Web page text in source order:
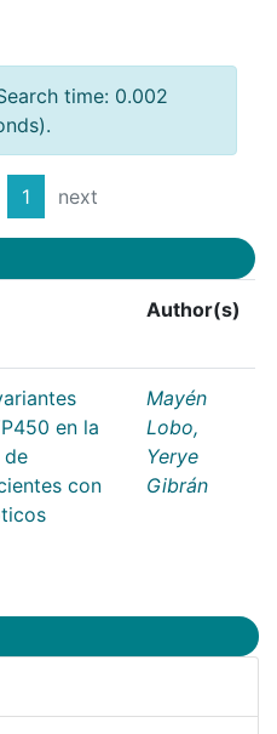
time: 0.002
1 next
Author(s)
en la
de
con
Mayén
Lobo,
Yerye
Gibrán